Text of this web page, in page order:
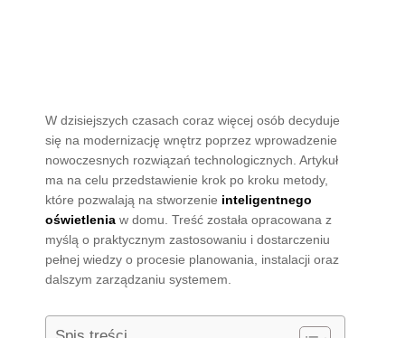
W dzisiejszych czasach coraz więcej osób decyduje
się na modernizację wnętrz poprzez wprowadzenie
nowoczesnych rozwiązań technologicznych. Artykuł
ma na celu przedstawienie krok po kroku metody,
które pozwalają na stworzenie inteligentnego
oświetlenia w domu. Treść została opracowana z
myślą o praktycznym zastosowaniu i dostarczeniu
pełnej wiedzy o procesie planowania, instalacji oraz
dalszym zarządzaniu systemem.